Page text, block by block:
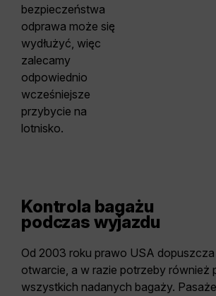
bezpieczeństwa
odprawa może się
wydłużyć, więc
zalecamy
odpowiednio
wcześniejsze
przybycie na
lotnisko.
Kontrola bagażu
podczas wyjazdu
Od 2003 roku prawo USA
otwarcie, a w razie potrzeby również
wszystkich nadanych bagaży.